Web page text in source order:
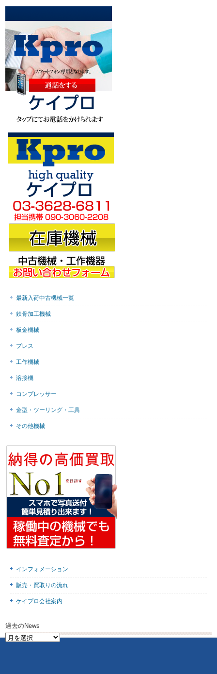
最新入荷中古機械一覧
鉄骨加工機械
板金機械
プレス
工作機械
溶接機
コンプレッサー
金型・ツーリング・工具
その他機械
インフォメーション
販売・買取りの流れ
ケイプロ会社案内
過去のNews
過